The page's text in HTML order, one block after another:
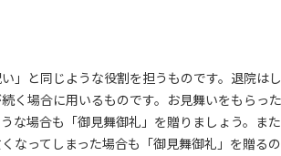
」と同じような役割を担うものです。退院は
く場合に用いるものです。お見舞いをもらっ
な場合も「御見舞御礼」を贈りましょう。ま
なってしまった場合も「御見舞御礼」を贈る